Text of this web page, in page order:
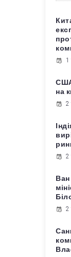
1
на
2
2
Ван
2